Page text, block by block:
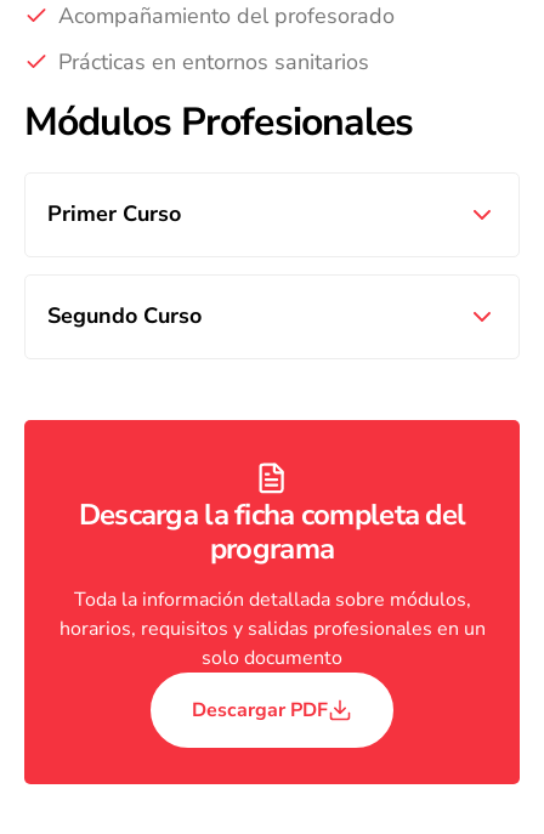
Acompañamiento del profesorado
Prácticas en entornos sanitarios
Módulos Profesionales
Primer Curso
Segundo Curso
Descarga la ficha completa del
programa
Toda la información detallada sobre módulos,
horarios, requisitos y salidas profesionales en un
solo documento
Descargar PDF